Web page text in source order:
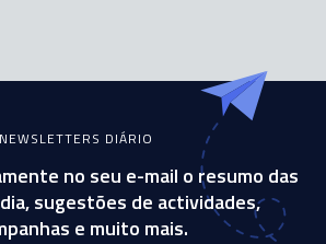
NEWSLETTERS DIÁRIO
no seu e-mail o resumo das
sugestões de actividades,
e muito mais.